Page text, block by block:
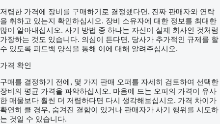
저렴한 가격에 장비를 구매하기로 결정했다면, 진짜 판매자와 연락
을 취하고 있는지 확인하십시오. 장비 소유자에 대한 정보를 최대한
많이 알아내십시오. 사기 방법 중 하나는 자신이 실제 회사인 것처럼
가장하는 것도 있습니다. 의심이 든다면, 당사가 추가적인 규제를 할
수 있도록 피드백 양식을 통해 이에 대해 알려주십시오.
가격 확인
구매를 결정하기 전에, 몇 가지 판매 오퍼를 자세히 검토하여 선택한
장비의 평균 가격을 파악하십시오. 마음에 드는 오퍼의 가격이 유사
한 매물보다 훨씬 더 저렴하다면 다시 생각해보십시오. 가격 차이가
확연히 클 경우, 숨겨진 결함이 있거나 판매자가 사기 행위를 시도하
는 것일 수 있습니다.